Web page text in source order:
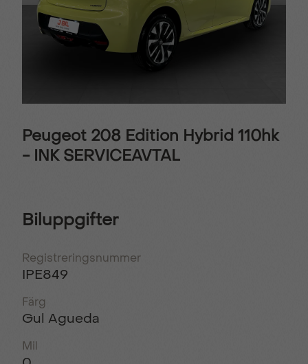
Peugeot 208 Edition Hybrid 110hk
- INK SERVICEAVTAL
Biluppgifter
Registreringsnummer
IPE849
Färg
Gul Agueda
Mil